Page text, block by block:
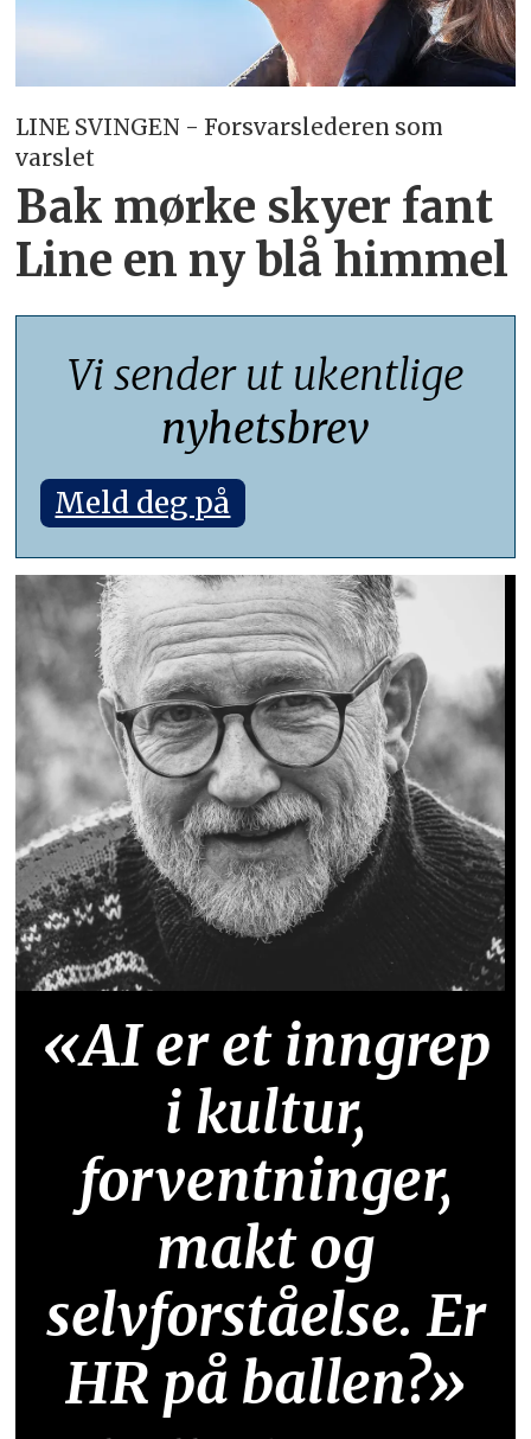
LINE SVINGEN - Forsvarslederen som
varslet
Bak mørke skyer fant
Line en ny blå himmel
Vi sender ut ukentlige
nyhetsbrev
Meld deg på
«AI er et inngrep
i kultur,
forventninger,
makt og
selvforståelse. Er
HR på ballen?»